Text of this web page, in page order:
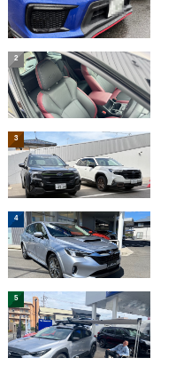
2
3
4
5